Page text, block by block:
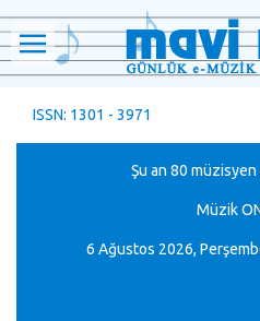
ISSN: 1301 - 3971
Şu an 80
Müzik
6 Ağustos 2026,